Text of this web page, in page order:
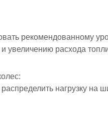
рекомендованному
увеличению расхода
нагрузку на